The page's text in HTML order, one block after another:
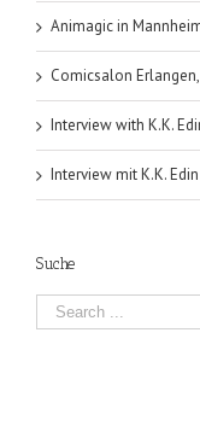
Animagic in
Comicsalon
Interview with K.K.
Interview mit K.K.
Suche